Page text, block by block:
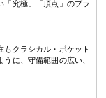
「究極」「頂点」のブラ
もクラシカル・ポケット
に、守備範囲の広い、